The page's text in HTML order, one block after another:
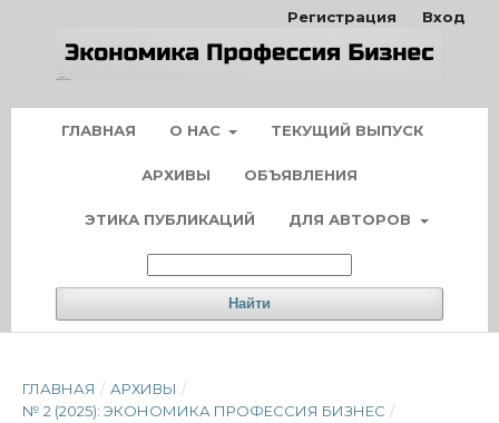
ГЛАВНАЯ О НАС ТЕКУЩИЙ ВЫПУСК
АРХИВЫ ОБЪЯВЛЕНИЯ
ЭТИКА ПУБЛИКАЦИЙ ДЛЯ АВТОРОВ
Найти
Регистрация Вход
ГЛАВНАЯ / АРХИВЫ /
№ 2 (2025): ЭКОНОМИКА ПРОФЕССИЯ БИЗНЕС /